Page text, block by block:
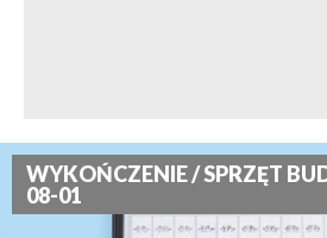
WYKOŃCZENIE / SPRZĘT
08-01